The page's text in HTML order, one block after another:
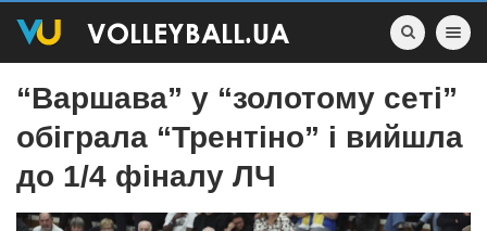
Toggle
“Варшава” у “золотому сеті”
обіграла “Трентіно” і вийшла
до 1/4 фіналу ЛЧ